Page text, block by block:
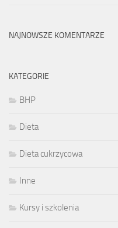
NAJNOWSZE KOMENTARZE
KATEGORIE
BHP
Dieta
Dieta cukrzycowa
Inne
Kursy i szkolenia